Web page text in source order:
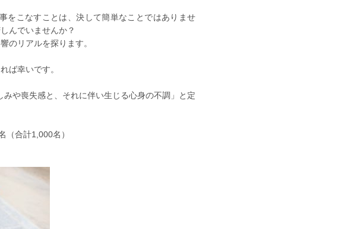
をこなすことは、決して簡単なことではありませ
んでいませんか？
のリアルを探ります。
ば幸いです。
や喪失感と、それに伴い生じる心身の不調」と定
（合計1,000名）